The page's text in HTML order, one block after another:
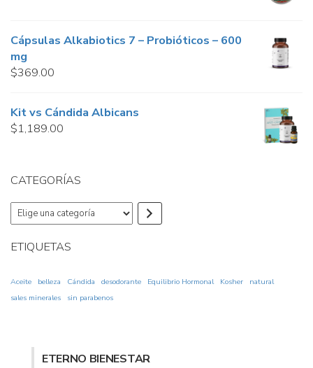
Cápsulas Alkabiotics 7 – Probióticos – 600
mg
$369.00
Kit vs Cándida Albicans
$1,189.00
CATEGORÍAS
Elige
una
ETIQUETAS
Aceite belleza Cándida desodorante Equilibrio Hormonal Kosher
natural
sales minerales
sin parabenos
ETERNO BIENESTAR